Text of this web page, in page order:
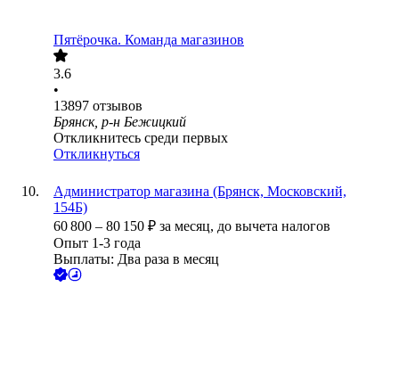
Пятёрочка. Команда магазинов
3.6
•
13897 отзывов
Брянск, р-н Бежицкий
Откликнитесь среди первых
Откликнуться
Администратор магазина (Брянск, Московский,
154Б)
60 800 – 80 150 ₽ за месяц, до вычета налогов
Опыт 1-3 года
Выплаты: Два раза в месяц